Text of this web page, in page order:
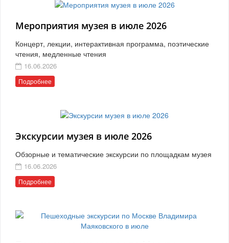
Мероприятия музея в июле 2026
Концерт, лекции, интерактивная программа, поэтические
чтения, медленные чтения
16.06.2026
Подробнее
Экскурсии музея в июле 2026
Обзорные и тематические экскурсии по площадкам музея
16.06.2026
Подробнее